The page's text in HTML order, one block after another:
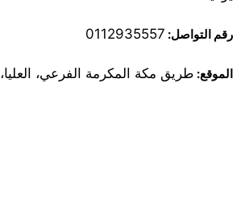
رقم التواصل: 0112935557
الموقع: طريق مكة المكرمة الفرعي،